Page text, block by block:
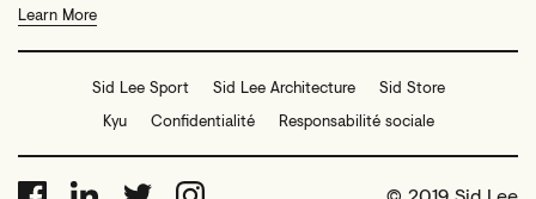
Learn More
Sid Lee Sport Sid Lee Architecture
Sid Store
Kyu
Confidentialité Responsabilité sociale